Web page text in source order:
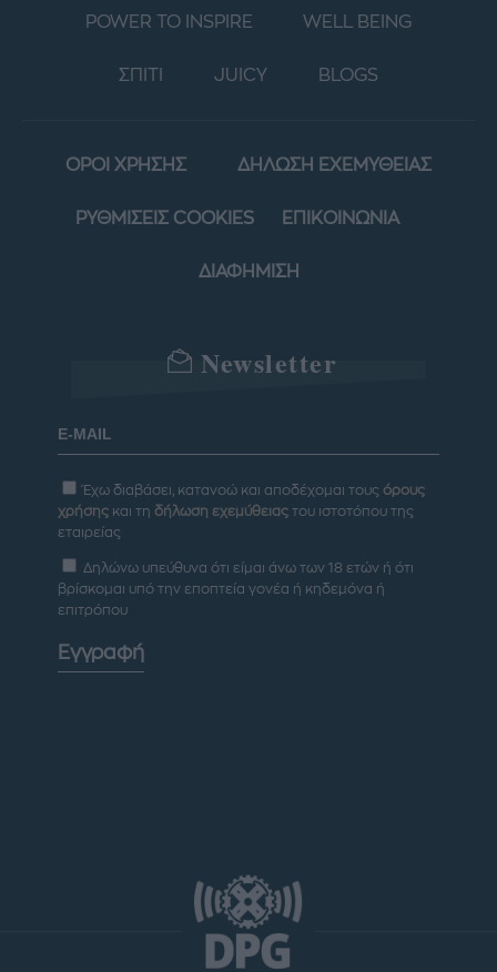
POWER TO INSPIRE WELL BEING
ΣΠΙΤΙ JUICY BLOGS
ΟΡΟΙ ΧΡΗΣΗΣ ΔΗΛΩΣΗ ΕΧΕΜΥΘΕΙΑΣ
ΡΥΘΜΙΣΕΙΣ COOKIES ΕΠΙΚΟΙΝΩΝΙΑ
ΔΙΑΦΗΜΙΣΗ
Newsletter
Έχω διαβάσει, κατανοώ και αποδέχομαι τους όρους
χρήσης και τη δήλωση εχεμύθειας του ιστοτόπου της
εταιρείας
Δηλώνω υπεύθυνα ότι είμαι άνω των 18 ετών ή ότι
βρίσκομαι υπό την εποπτεία γονέα ή κηδεμόνα ή
επιτρόπου
Εγγραφή